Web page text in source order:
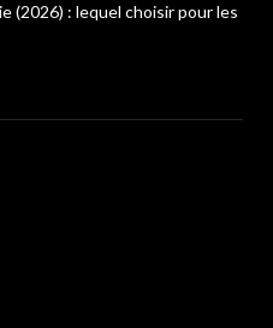
(2026) : lequel choisir pour les